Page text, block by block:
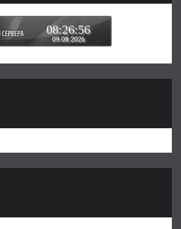
08:26:56
09.08.2026